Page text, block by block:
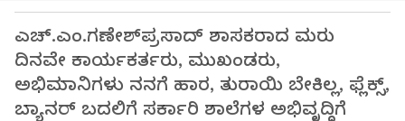
ಎಚ್‌.ಎಂ.ಗಣೇಶ್‌ಪ್ರಸಾದ್‌ ಶಾಸಕರಾದ ಮರು
ದಿನವೇ ಕಾರ್ಯಕರ್ತರು, ಮುಖಂಡರು,
ಅಭಿಮಾನಿಗಳು ನನಗೆ ಹಾರ, ತುರಾಯಿ ಬೇಕಿಲ್ಲ, ಫ್ಲೆಕ್ಸ್‌,
ಬ್ಯಾನರ್‌ ಬದಲಿಗೆ ಸರ್ಕಾರಿ ಶಾಲೆಗಳ ಅಭಿವೃದ್ಧಿಗೆ